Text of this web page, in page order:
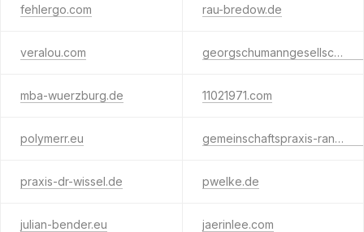
fehlergo.com rau-bredow.de
veralou.com georgschumanngesellschaft.de
mba-wuerzburg.de 11021971.com
polymerr.eu gemeinschaftspraxis-randersacker-eibelstadt.de
praxis-dr-wissel.de pwelke.de
julian-bender.eu jaerinlee.com